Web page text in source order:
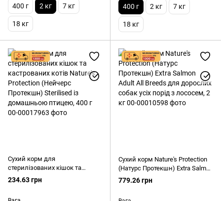
400 г 2 кг 7 кг
18 кг
400 г 2 кг 7 кг
18 кг
Сухий корм для
стерилізованих кішок та
кастрованих котів Nature's
Protection (Нейчерс Протекшн)
234.63 грн
Сухий корм Nature's Protection
(Натурс Протекшн) Extra Salmon
Adult All Breeds для дорослих
собак усіх порід з лососем, 2 кг
779.26 грн